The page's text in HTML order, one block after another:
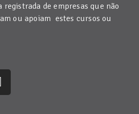
registrada de empresas que não
ou apoiam estes cursos ou